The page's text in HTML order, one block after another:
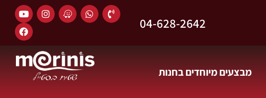
04-628-2642
מבצעים מיוחדים בחנות